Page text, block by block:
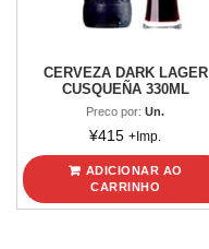
CERVEZA DARK LAGER
CUSQUEÑA 330ML
Preco por:Un.
¥415 +Imp.
ADICIONAR AO
CARRINHO